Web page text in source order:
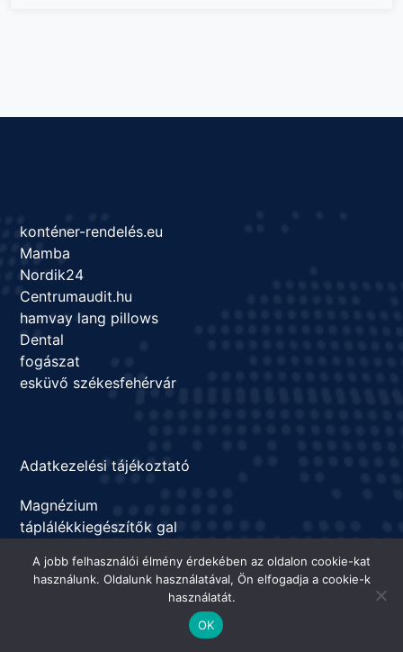
konténer-rendelés.eu
Mamba
Nordik24
Centrumaudit.hu
hamvay lang pillows
Dental
fogászat
esküvő székesfehérvár
Adatkezelési tájékoztató
Magnézium
táplálékkiegészítők gal
Shefitness
Olasz élelmiszer webáruház
A jobb felhasználói élmény érdekében az oldalon cookie-kat
használunk. Oldalunk használatával, Ön elfogadja a cookie-k
használatát.
OK